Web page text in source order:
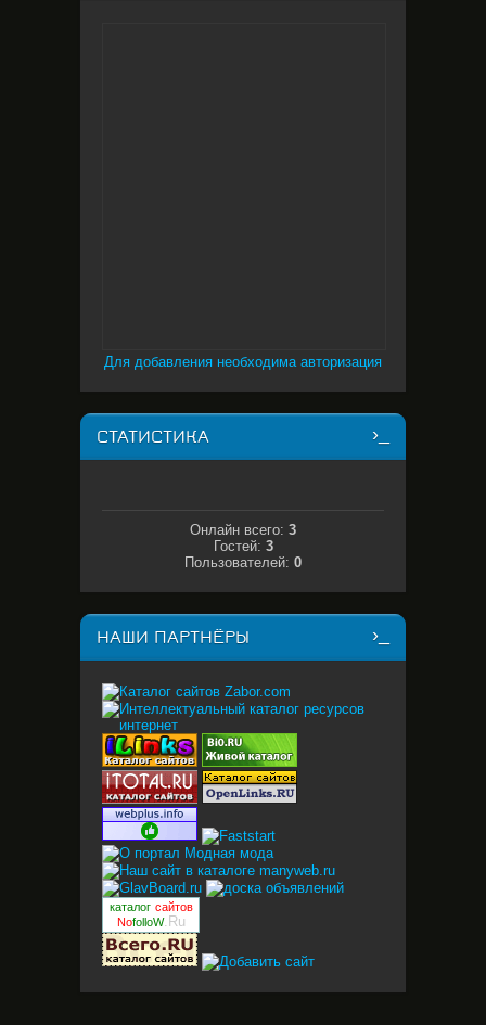
Для добавления необходима авторизация
СТАТИСТИКА
Онлайн всего: 3
Гостей: 3
Пользователей: 0
НАШИ ПАРТНЁРЫ
каталог сайтов
NofolloW.Ru